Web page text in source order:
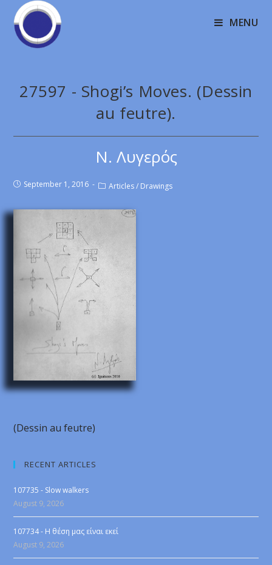
MENU
27597 - Shogi’s Moves. (Dessin
au feutre).
Ν. Λυγερός
September 1, 2016 Articles / Drawings
(Dessin au feutre)
RECENT ARTICLES
107735 - Slow walkers
August 9, 2026
107734 - Η θέση μας είναι εκεί
August 9, 2026